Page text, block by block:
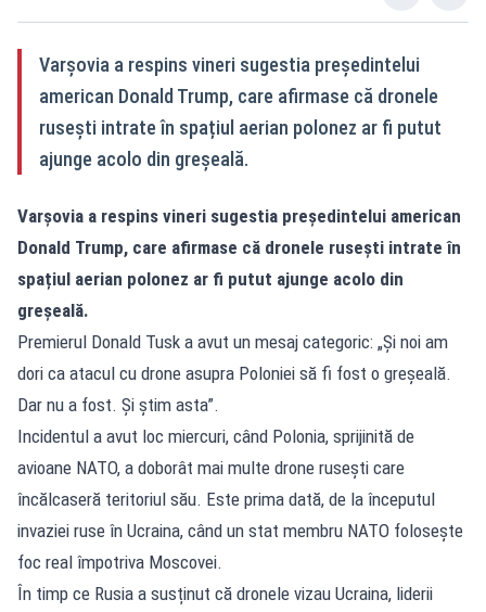
Varșovia a respins vineri sugestia președintelui
american Donald Trump, care afirmase că dronele
rusești intrate în spațiul aerian polonez ar fi putut
ajunge acolo din greșeală.
Varșovia a respins vineri sugestia președintelui american
Donald Trump, care afirmase că dronele rusești intrate în
spațiul aerian polonez ar fi putut ajunge acolo din
greșeală.
Premierul Donald Tusk a avut un mesaj categoric: „Și noi am
dori ca atacul cu drone asupra Poloniei să fi fost o greșeală.
Dar nu a fost. Și știm asta”.
Incidentul a avut loc miercuri, când Polonia, sprijinită de
avioane NATO, a doborât mai multe drone rusești care
încălcaseră teritoriul său. Este prima dată, de la începutul
invaziei ruse în Ucraina, când un stat membru NATO folosește
foc real împotriva Moscovei.
În timp ce Rusia a susținut că dronele vizau Ucraina, liderii